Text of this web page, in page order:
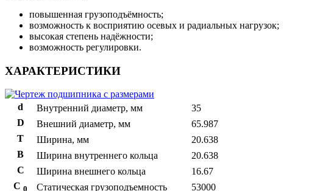
повышенная грузоподъёмность;
возможность к восприятию осевых и радиальных нагрузок;
высокая степень надёжности;
возможность регулировки.
ХАРАКТЕРИСТИКИ
d Внутренний диаметр, мм
35
D
Внешний диаметр, мм
65.987
T
Ширина, мм
20.638
B
Ширина внутреннего кольца
20.638
С
Ширина внешнего кольца
16.67
С 0 Статическая грузоподъемность 53000